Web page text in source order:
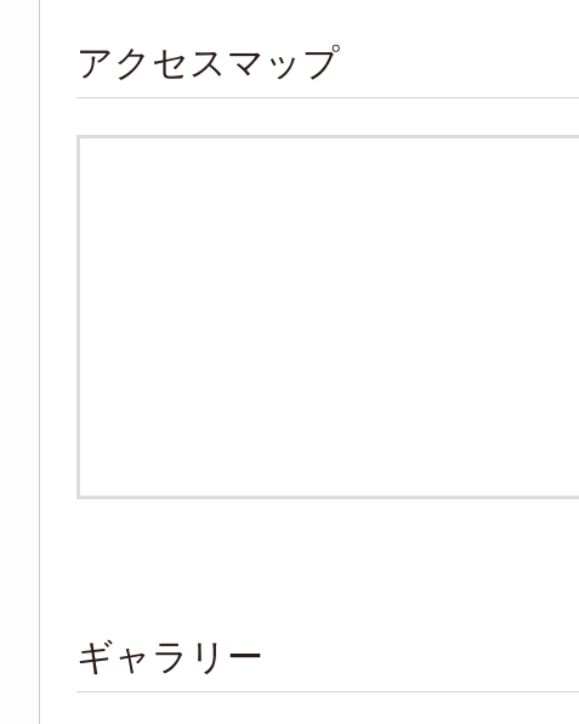
アクセスマップ
ギャラリー